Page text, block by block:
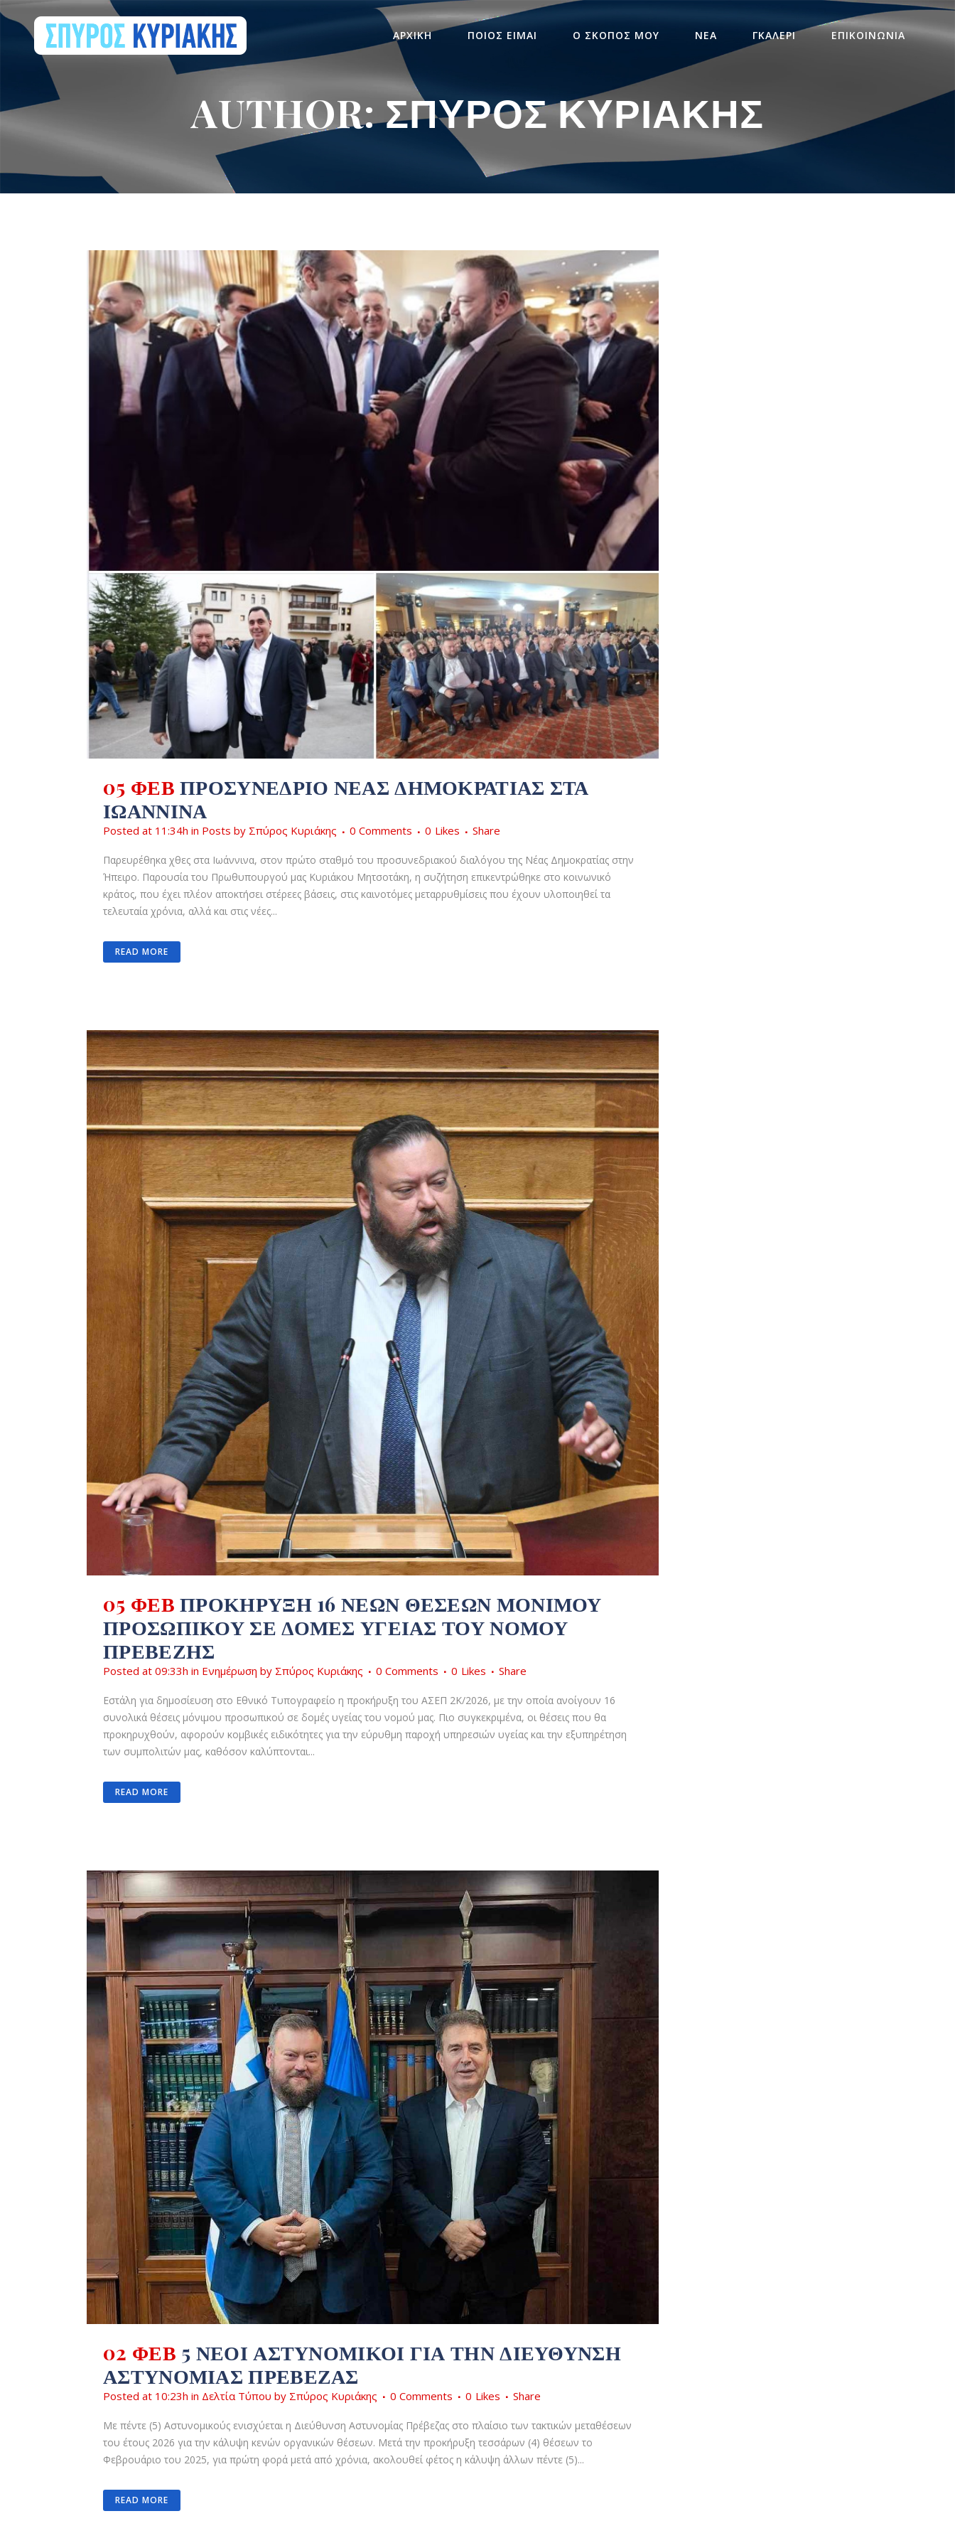
ΑΡΧΙΚΗ ΠΟΙΟΣ ΕΙΜΑΙ Ο ΣΚΟΠΟΣ ΜΟΥ ΝΕΑ ΓΚΑΛΕΡΙ ΕΠΙΚΟΙΝΩΝΙΑ
AUTHOR: ΣΠΎΡΟΣ ΚΥΡΙΆΚΗΣ
05 ΦΕΒ ΠΡΟΣΥΝΈΔΡΙΟ ΝΈΑΣ ΔΗΜΟΚΡΑΤΊΑΣ ΣΤΑ
ΙΩΆΝΝΙΝΑ
Posted at 11:34h in Posts by Σπύρος Κυριάκης 0 Comments 0 Likes Share
Παρευρέθηκα χθες στα Ιωάννινα, στον πρώτο σταθμό του προσυνεδριακού διαλόγου της Νέας Δημοκρατίας στην
Ήπειρο. Παρουσία του Πρωθυπουργού μας Κυριάκου Μητσοτάκη, η συζήτηση επικεντρώθηκε στο κοινωνικό
κράτος, που έχει πλέον αποκτήσει στέρεες βάσεις, στις καινοτόμες μεταρρυθμίσεις που έχουν υλοποιηθεί τα
τελευταία χρόνια, αλλά και στις νέες...
READ MORE
05 ΦΕΒ ΠΡΟΚΉΡΥΞΗ 16 ΝΈΩΝ ΘΈΣΕΩΝ ΜΌΝΙΜΟΥ
ΠΡΟΣΩΠΙΚΟΎ ΣΕ ΔΟΜΈΣ ΥΓΕΊΑΣ ΤΟΥ ΝΟΜΟΎ
ΠΡΕΒΈΖΗΣ
Posted at 09:33h in Ενημέρωση by Σπύρος Κυριάκης 0 Comments 0 Likes Share
Εστάλη για δημοσίευση στο Εθνικό Τυπογραφείο η προκήρυξη του ΑΣΕΠ 2Κ/2026, με την οποία ανοίγουν 16
συνολικά θέσεις μόνιμου προσωπικού σε δομές υγείας του νομού μας. Πιο συγκεκριμένα, οι θέσεις που θα
προκηρυχθούν, αφορούν κομβικές ειδικότητες για την εύρυθμη παροχή υπηρεσιών υγείας και την εξυπηρέτηση
των συμπολιτών μας, καθόσον καλύπτονται...
READ MORE
02 ΦΕΒ 5 ΝΈΟΙ ΑΣΤΥΝΟΜΙΚΟΊ ΓΙΑ ΤΗΝ ΔΙΕΎΘΥΝΣΗ
ΑΣΤΥΝΟΜΊΑΣ ΠΡΈΒΕΖΑΣ
Posted at 10:23h in Δελτία Τύπου by Σπύρος Κυριάκης 0 Comments 0 Likes Share
Με πέντε (5) Αστυνομικούς ενισχύεται η Διεύθυνση Αστυνομίας Πρέβεζας στο πλαίσιο των τακτικών μεταθέσεων
του έτους 2026 για την κάλυψη κενών οργανικών θέσεων. Μετά την προκήρυξη τεσσάρων (4) θέσεων το
Φεβρουάριο του 2025, για πρώτη φορά μετά από χρόνια, ακολουθεί φέτος η κάλυψη άλλων πέντε (5)...
READ MORE